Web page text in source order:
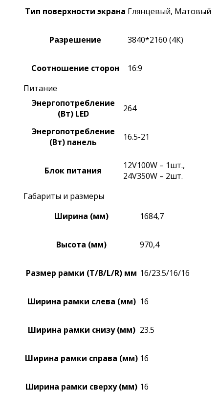
Тип поверхности экрана Глянцевый, Матовый
Разрешение 3840*2160 (4К)
Соотношение сторон
16:9
Питание
Энергопотребление
(Вт) LED
264
Энергопотребление
(Вт) панель
16.5-21
Блок питания
12V100W – 1шт.,
24V350W – 2шт.
Габариты и размеры
Ширина (мм)
1684,7
Высота (мм) 970,4
Размер рамки (T/B/L/R) мм 16/23.5/16/16
Ширина рамки слева (мм) 16
Ширина рамки снизу (мм) 23.5
Ширина рамки справа (мм) 16
Ширина рамки сверху (мм) 16